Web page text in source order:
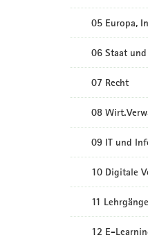
05 Europa,
06 Staat
07 Recht
08
09 IT und
10 Digitale
11
12 E-